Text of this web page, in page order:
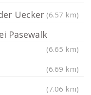
Uecker (6.57 km)
Pasewalk
(6.65 km)
(6.69 km)
(7.06 km)